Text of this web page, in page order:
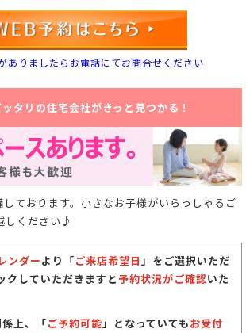
ありましたらお電話にてお問合せください
タリの住宅会社がきっと見つかる！
しております。小さなお子様がいらっしゃるご
しください♪
ンダーより「ご来店希望日」をご選択いただ
クしていただきますと予約状況がご確認いた
上、「ご予約可能」となっていてもお受付